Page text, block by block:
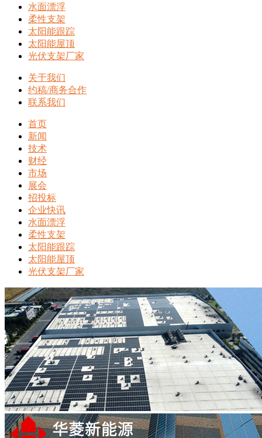
水面漂浮
柔性支架
太阳能跟踪
太阳能屋顶
光伏支架厂家
关于我们
约稿/商务合作
联系我们
首页
新闻
技术
财经
市场
展会
招投标
企业快讯
水面漂浮
柔性支架
太阳能跟踪
太阳能屋顶
光伏支架厂家